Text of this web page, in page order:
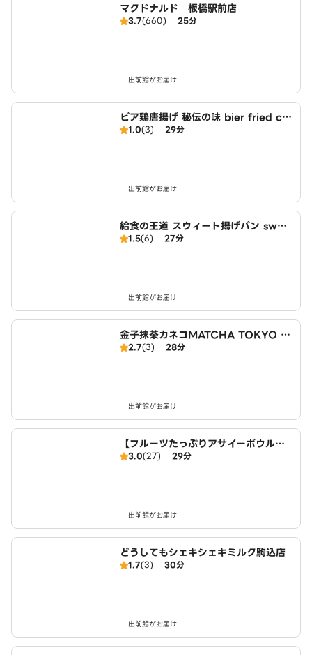
マクドナルド 板橋駅前店
3.7(660) 25分
出前館がお届け
ビア鶏唐揚げ 秘伝の味 bier fried chi
cken 駒込店
1.0(3) 29分
出前館がお届け
給食の王道 スウィート揚げパン swee
t fry bread 駒込店
1.5(6) 27分
出前館がお届け
金子抹茶カネコMATCHA TOKYO O
NLINE STORE 駒込店
2.7(3) 28分
出前館がお届け
【フルーツたっぷりアサイーボウル】
ワイキキ・ボウルズ 田端店
3.0(27) 29分
出前館がお届け
どうしてもシェキシェキミルク駒込店
1.7(3) 30分
出前館がお届け